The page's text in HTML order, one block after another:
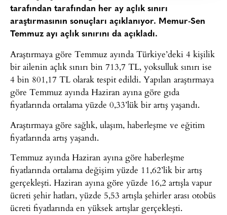
tarafından tarafından her ay açlık sınırı
araştırmasının sonuçları açıklanıyor. Memur-Sen
Temmuz ayı açlık sınırını da açıkladı.
Araştırmaya göre Temmuz ayında Türkiye’deki 4 kişilik
bir ailenin açlık sınırı bin 713,7 TL, yoksulluk sınırı ise
4 bin 801,17 TL olarak tespit edildi. Yapılan araştırmaya
göre Temmuz ayında Haziran ayına göre gıda
fiyatlarında ortalama yüzde 0,33’lük bir artış yaşandı.
Araştırmaya göre sağlık, ulaşım, haberleşme ve eğitim
fiyatlarında artış yaşandı.
Temmuz ayında Haziran ayına göre haberleşme
fiyatlarında ortalama değişim yüzde 11,62’lik bir artış
gerçekleşti. Haziran ayına göre yüzde 16,2 artışla vapur
ücreti şehir hatları, yüzde 5,53 artışla şehirler arası otobüs
ücreti fiyatlarında en yüksek artışlar gerçekleşti.